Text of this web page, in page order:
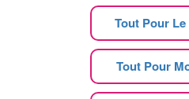
Tout Pour
Tout Pour